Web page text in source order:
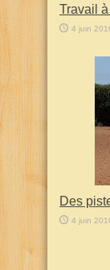
Travail à
4 juin
Des
4 juin